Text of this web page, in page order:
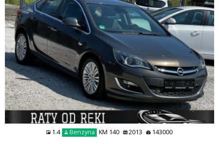
1.4 Benzyna KM 140 2013 143000